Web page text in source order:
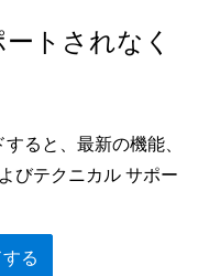
トされなく
ると、最新の機能、
びテクニカル サポー
る